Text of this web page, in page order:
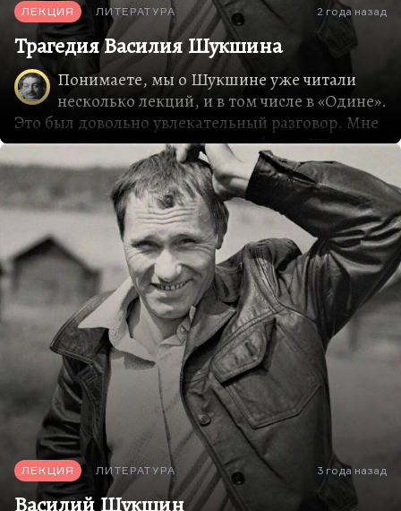
ЛЕКЦИЯ ЛИТЕРАТУРА 2 года назад
Трагедия Василия Шукшина
Понимаете, мы о Шукшине уже читали
несколько лекций, и в том числе в «Одине».
Это был довольно увлекательный разговор. Мне
представляется, что главная проблема Шукшина
и главная проблема его героев — это то, что они
от одного берега отстали, а к другому не
пристали. Мне кажется, что Шукшин был
главным летописцем этой промежуточной
прослойки горожан в первом поколении,
которые от сельских корней оторвались.
Наиболее глубокое их описание дали именно
Шукшин и Распутин, а наиболее трезво и
брезгливо, хотя и с некоторым состраданием
тоже они изображены в «Последнем сроке». Вот
дети старухи Анны — это именно те самые
горожане в первом поколении.
У Шукшина они не такие, они «чудики», они
умнее, они…
ЛЕКЦИЯ ЛИТЕРАТУРА 3 года назад
Василий Шукшин